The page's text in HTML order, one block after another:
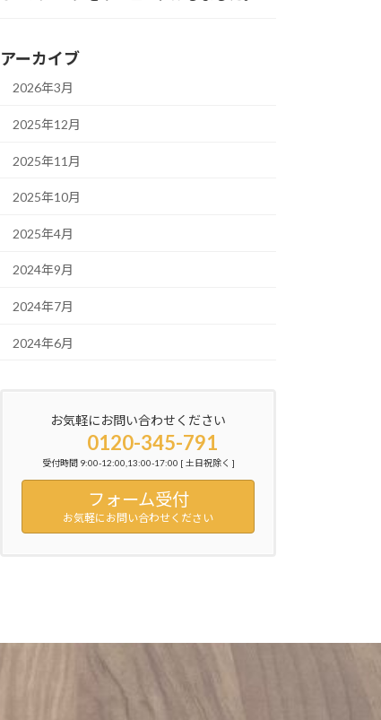
アーカイブ
2026年3月
2025年12月
2025年11月
2025年10月
2025年4月
2024年9月
2024年7月
2024年6月
お気軽にお問い合わせください
0120-345-791
受付時間 9:00-12:00,13:00-17:00 [ 土日祝除く ]
フォーム受付
お気軽にお問い合わせください